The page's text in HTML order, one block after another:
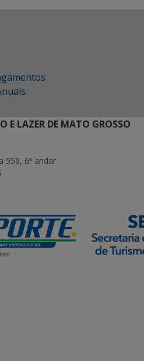
E LAZER DE MATO GROSSO
559, 6º andar